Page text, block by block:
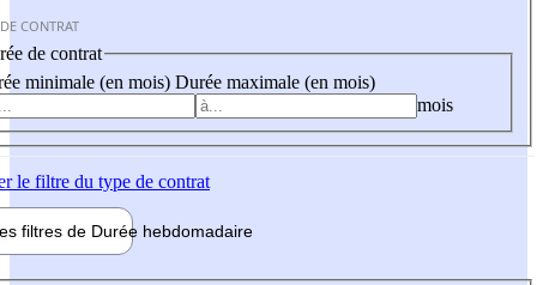
CONTRAT
de contrat
minimale (en mois) Durée maximale (en mois)
mois
le filtre du type de contrat
filtres de Durée hebdomadaire